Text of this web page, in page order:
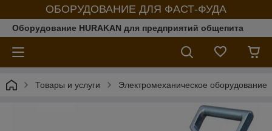
ОБОРУДОВАНИЕ ДЛЯ ФАСТ-ФУДА
Оборудование HURAKAN для предприятий общепита
Товары и услуги Электромеханическое оборудование